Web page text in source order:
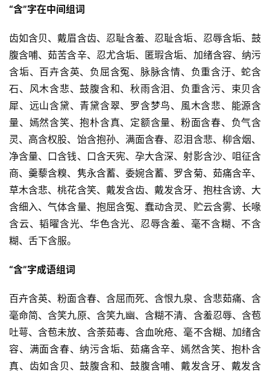
首
页
好
好
经
典
歌
词
“含”字在中间组词
齿如含贝、戴眉含齿、忍耻含羞、忍耻含垢、忍辱含垢、鼓
腹含哺、茹苦含辛、忍尤含垢、匿瑕含垢、加绪含容、纳污
含垢、百卉含英、负屈含冤、脉脉含情、负重含汙、蛇含
石、风木含悲、鼓腹含和、秋雨含泪、负重含污、束贝含
犀、远山含黛、青黛含翠、罗含梦鸟、風木含悲、能源含
量、嫣然含笑、抱朴含真、定额含量、粉面含春、负气含
灵、高含权股、饴含抱孙、满面含春、忍泪含悲、柳含烟、
净含量、口含钱、口含天宪、孕大含深、射影含沙、咀征含
商、羹藜含糗、隽永含蓄、委婉含蓄、罗含菊、茹痛含辛、
草木含悲、桃花含笑、戴发含齿、戴发含牙、抱柱含谤、大
含细入、气体含量、抱屈含冤、蠢动含灵、贮云含雾、长喙
含云、韬曜含光、华色含光、忍辱含羞、毫不含糊、不含
糊、舌下含服。
“含”字成语组词
百卉含英、粉面含春、含屈而死、含恨九泉、含悲茹痛、含
毫命简、含笑九原、含笑九幽、含糊不清、含羞忍辱、含苞
吐萼、含苞未放、含荼茹毒、含血吮疮、毫不含糊、加绪含
容、满面含春、纳污含垢、茹痛含辛、嫣然含笑、抱朴含
真、齿如含贝、鼓腹含和、鼓腹含哺、戴发含牙、戴发含